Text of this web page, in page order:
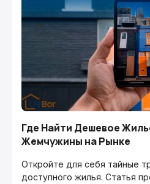
Где Найти Дешевое
Жемчужины на Рынке
Откройте для себя тайные
доступного жилья. Статья